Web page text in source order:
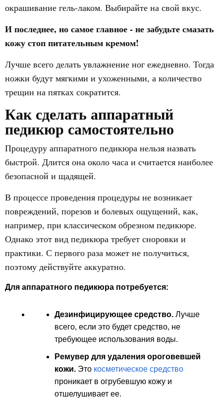
окрашивание гель-лаком. Выбирайте на свой вкус.
И последнее, но самое главное - не забудьте смазать
кожу стоп питательным кремом!
Лучше всего делать увлажнение ног ежедневно. Тогда
ножки будут мягкими и ухоженными, а количество
трещин на пятках сократится.
Как сделать аппаратный
педикюр самостоятельно
Процедуру аппаратного педикюра нельзя назвать
быстрой. Длится она около часа и считается наиболее
безопасной и щадящей.
В процессе проведения процедуры не возникает
повреждений, порезов и болевых ощущений, как,
например, при классическом обрезном педикюре.
Однако этот вид педикюра требует сноровки и
практики. С первого раза может не получиться,
поэтому действуйте аккуратно.
Для аппаратного педикюра потребуется:
Дезинфицирующее средство. Лучше
всего, если это будет средство, не
требующее использования воды.
Ремувер для удаления ороговевшей
кожи. Это косметическое средство
проникает в огрубевшую кожу и
отшелушивает ее.